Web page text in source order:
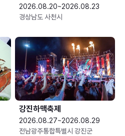
2026.08.20~2026.08.23
경상남도 사천시
강진하맥축제
2026.08.27~2026.08.29
전남광주통합특별시 강진군